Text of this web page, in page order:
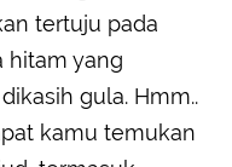
tertuju pada
hitam yang
gula. Hmm..
kamu temukan